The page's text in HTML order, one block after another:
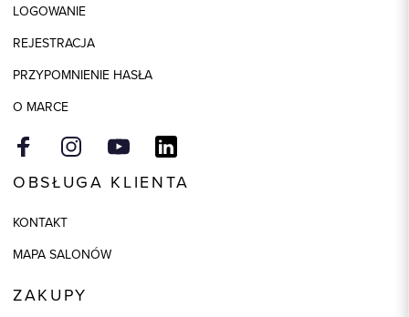
Skład tkaniny
LOGOWANIE
REJESTRACJA
PRZYPOMNIENIE HASŁA
O MARCE
OBSŁUGA KLIENTA
KONTAKT
MAPA SALONÓW
ZAKUPY